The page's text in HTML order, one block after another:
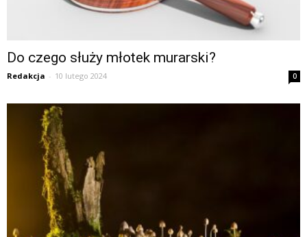
Do czego służy młotek murarski?
Redakcja - 10 lutego 2024 0